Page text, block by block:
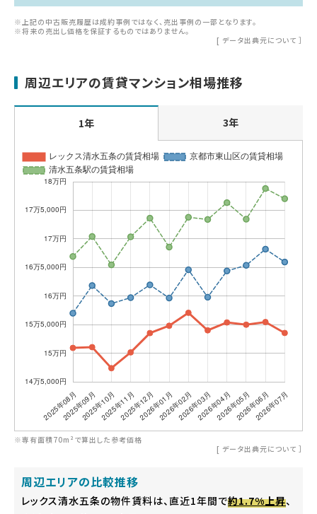
※上記の中古販売履歴は成約事例ではなく、売出事例の一部となります。
※将来の売出し価格を保証するものではありません。
[ データ出典元について ］
周辺エリアの賃貸マンション相場推移
1年 3年
※専有面積70m²で算出した参考価格
[ データ出典元について ］
周辺エリアの比較推移
レックス清水五条の物件賃料は、直近1年間で約1.7%上昇、